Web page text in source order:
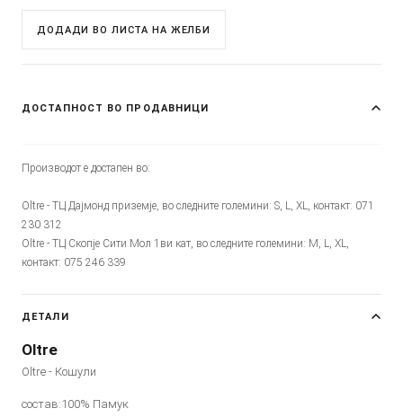
ДОДАДИ ВО ЛИСТА НА ЖЕЛБИ
ДОСТАПНОСТ ВО ПРОДАВНИЦИ
Производот е достапен во:
Oltre - ТЦ Дајмонд приземје, во следните големини: S, L, XL, контакт: 071
230 312
Oltre - ТЦ Скопје Сити Мол 1ви кат, во следните големини: M, L, XL,
контакт: 075 246 339
ДЕТАЛИ
Oltre
Oltre - Кошули
состав:100% Памук